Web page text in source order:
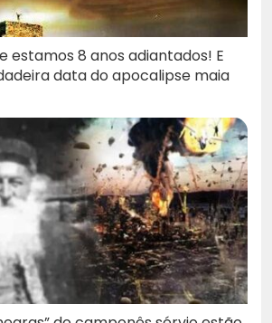
estamos 8 anos adiantados! E
data do apocalipse maia